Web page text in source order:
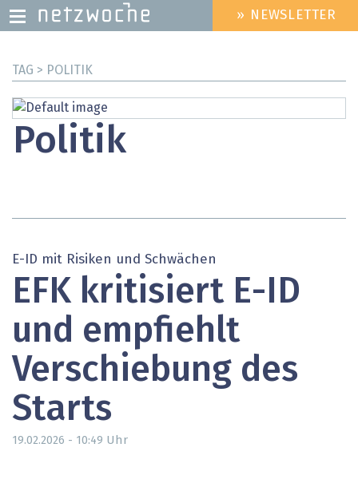
zum
HEADER
MENU
» NEWSLETTER
TAG > POLITIK
Politik
E-ID mit Risiken und Schwächen
EFK kritisiert E-ID
und empfiehlt
Verschiebung des
Starts
19.02.2026 - 10:49 Uhr